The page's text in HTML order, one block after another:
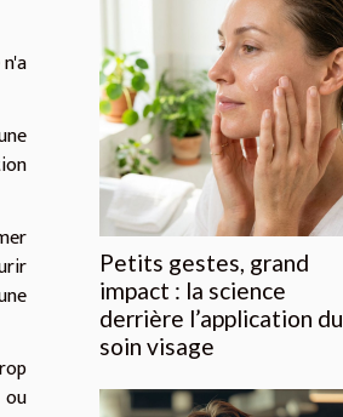
Petits gestes, grand
impact : la science
derrière l’application du
soin visage